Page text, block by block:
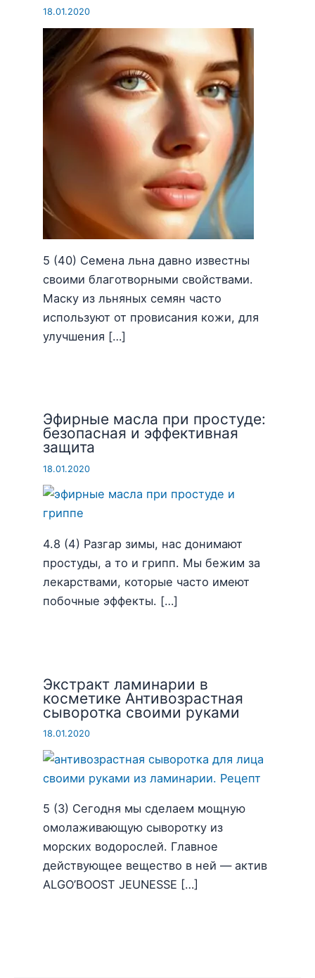
18.01.2020
5 (40) Семена льна давно известны
своими благотворными свойствами.
Маску из льняных семян часто
используют от провисания кожи, для
улучшения […]
Эфирные масла при простуде:
безопасная и эффективная
защита
18.01.2020
4.8 (4) Разгар зимы, нас донимают
простуды, а то и грипп. Мы бежим за
лекарствами, которые часто имеют
побочные эффекты. […]
Экстракт ламинарии в
косметике Антивозрастная
сыворотка своими руками
18.01.2020
5 (3) Сегодня мы сделаем мощную
омолаживающую сыворотку из
морских водорослей. Главное
действующее вещество в ней — актив
ALGO’BOOST JEUNESSE […]